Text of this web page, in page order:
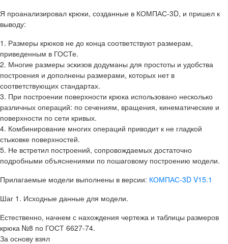
Я проанализировал крюки, созданные в КОМПАС-3D, и пришел к
выводу:
1. Размеры крюков не до конца соответствуют размерам,
приведенным в ГОСТе.
2. Многие размеры эскизов додуманы для простоты и удобства
построения и дополнены размерами, которых нет в
соответствующих стандартах.
3. При построении поверхности крюка использовано несколько
различных операций: по сечениям, вращения, кинематические и
поверхности по сети кривых.
4. Комбинирование многих операций приводит к не гладкой
стыковке поверхностей.
5. Не встретил построений, сопровождаемых достаточно
подробными объяснениями по пошаговому построению модели.
Прилагаемые модели выполнены в версии: КОМПАС-3D V15.1
Шаг 1. Исходные данные для модели.
Естественно, начнем с нахождения чертежа и таблицы размеров
крюка №8 по ГОСТ 6627-74.
За основу взял